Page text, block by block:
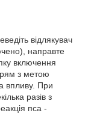
відлякувач
направте
включення
з метою
впливу. При
разів з
пса -